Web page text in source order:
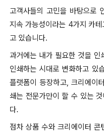
고객사들의 고민을 바탕으로
지속 가능성이라는 4가지 카
고 있습니다.
과거에는 내가 필요한 것을 인
인쇄하는 시대로 변화하고 있
플랫폼이 등장하고, 크리에이
쇄는 전문가만이 할 수 있는
다.
점차 상품 수와 크리에이터 콘